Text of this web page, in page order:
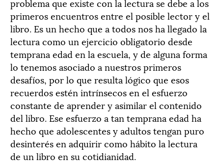
problema que existe con la lectura se debe a los
primeros encuentros entre el posible lector y el
libro. Es un hecho que a todos nos ha llegado la
lectura como un ejercicio obligatorio desde
temprana edad en la escuela, y de alguna forma
lo tenemos asociado a nuestros primeros
desafíos, por lo que resulta lógico que esos
recuerdos estén intrínsecos en el esfuerzo
constante de aprender y asimilar el contenido
del libro. Ese esfuerzo a tan temprana edad ha
hecho que adolescentes y adultos tengan puro
desinterés en adquirir como hábito la lectura
de un libro en su cotidianidad.